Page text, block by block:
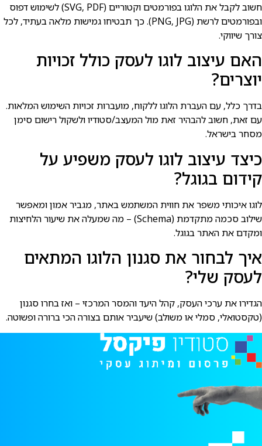
חשוב לקבל את הלוגו בפורמטים וקטוריים (SVG, PDF) לשימוש דפוס
ובפורמטים לרשת (PNG, JPG). כך תבטיחו גמישות מלאה בעתיד, לכל
צורך שיווקי.
האם עיצוב לוגו לעסק כולל זכויות
יוצרים?
בדרך כלל, עם העברת הלוגו ללקוח, מועברות זכויות השימוש המלאות.
עם זאת, חשוב להבהיר זאת מול המעצב/סטודיו ולשקול רישום סימן
מסחר בישראל.
כיצד עיצוב לוגו לעסק משפיע על
קידום בגוגל?
לוגו איכותי משפר את חווית המשתמש באתר, מגביר אמון ומאפשר
שילוב סכמה מתקדמת (Schema) – מה שמעלה את שיעור הלחיצות
ומקדם את האתר בגוגל.
איך לבחור את סגנון הלוגו המתאים
לעסק שלי?
הגדירו את ערכי העסק, קהל היעד והמסר המרכזי – ואז בחרו סגנון
(טקסטואלי, סמלי או משולב) שיעביר אותם בצורה הכי ברורה ופשוטה.